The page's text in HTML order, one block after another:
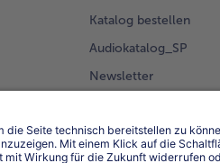
Katalog bestellen
Audiokatalog_SP
Newsletter